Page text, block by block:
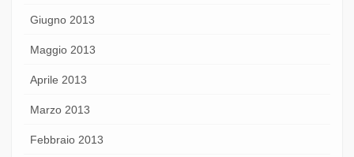
Giugno 2013
Maggio 2013
Aprile 2013
Marzo 2013
Febbraio 2013